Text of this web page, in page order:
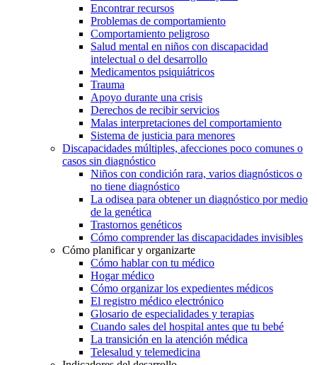
Encontrar recursos
Problemas de comportamiento
Comportamiento peligroso
Salud mental en niños con discapacidad
intelectual o del desarrollo
Medicamentos psiquiátricos
Trauma
Apoyo durante una crisis
Derechos de recibir servicios
Malas interpretaciones del comportamiento
Sistema de justicia para menores
Discapacidades múltiples, afecciones poco comunes o
casos sin diagnóstico
Niños con condición rara, varios diagnósticos o
no tiene diagnóstico
La odisea para obtener un diagnóstico por medio
de la genética
Trastornos genéticos
Cómo comprender las discapacidades invisibles
Cómo planificar y organizarte
Cómo hablar con tu médico
Hogar médico
Cómo organizar los expedientes médicos
El registro médico electrónico
Glosario de especialidades y terapias
Cuando sales del hospital antes que tu bebé
La transición en la atención médica
Telesalud y telemedicina